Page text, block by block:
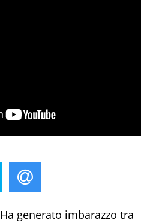
Ha generato imbarazzo tra